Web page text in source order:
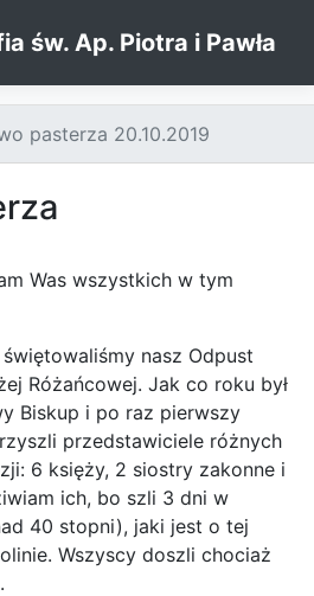
św. Ap. Piotra i Pawła
pasterza 20.10.2019
Was wszystkich w tym
nasz Odpust
Różańcowej. Jak co roku był
Biskup i po raz pierwszy
przedstawiciele różnych
6 księży, 2 siostry zakonne i
ich, bo szli 3 dni w
40 stopni), jaki jest o tej
Wszyscy doszli chociaż